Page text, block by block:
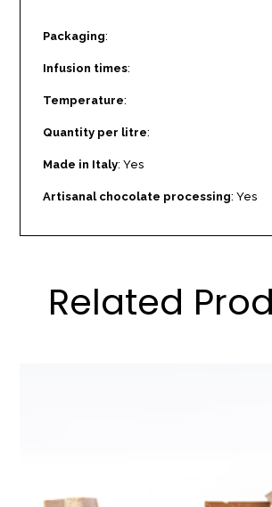
Packaging:
Infusion times:
Temperature:
Quantity per litre:
Made in Italy: Yes
Artisanal chocolate processing: Yes
Related